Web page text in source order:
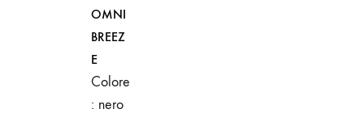
OMNI
BREEZ
E
Colore
: nero